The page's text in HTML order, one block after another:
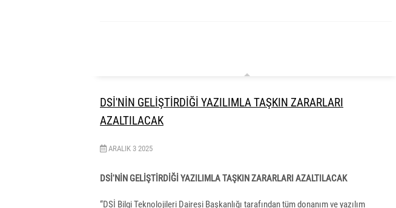
DSİ'NİN GELİŞTİRDİĞİ YAZILIMLA TAŞKIN ZARARLARI
AZALTILACAK
ARALIK 3 2025
DSİ'NİN GELİŞTİRDİĞİ YAZILIMLA TAŞKIN ZARARLARI AZALTILACAK
“DSİ Bilgi Teknolojileri Dairesi Başkanlığı tarafından tüm donanım ve yazılım